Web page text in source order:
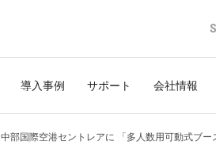
導入事例 サポート 会社情報
中部国際空港セントレアに 「多人数用可動式ブ